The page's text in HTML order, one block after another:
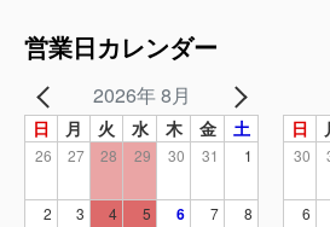
営業日カレンダー
2026年 8月
日 月 火 水 木 金 土
26 27 28 29 30 31 1
2 3 4 5 6 7 8
日
30
6